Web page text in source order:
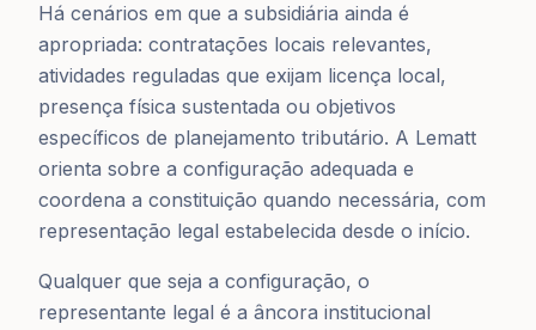
Há cenários em que a subsidiária ainda é
apropriada: contratações locais relevantes,
atividades reguladas que exijam licença local,
presença física sustentada ou objetivos
específicos de planejamento tributário. A Lematt
orienta sobre a configuração adequada e
coordena a constituição quando necessária, com
representação legal estabelecida desde o início.
Qualquer que seja a configuração, o
representante legal é a âncora institucional